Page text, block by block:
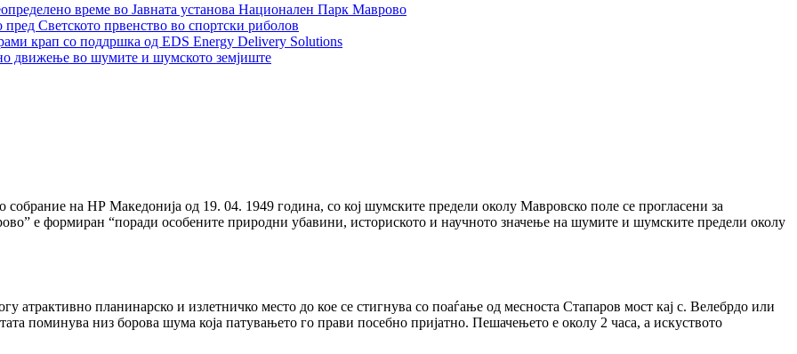
време во Јавната установа Национален Парк Маврово
Светското првенство во спортски риболов
крап со поддршка од EDS Energy Delivery Solutions
движење во шумите и шумското земјиште
на НР Македонија од 19. 04. 1949 година, со кој шумските предели околу Мавровско поле се прогласени за
е формиран “поради особените природни убавини, историското и научното значење на шумите и шумските предели околу
атрактивно планинарско и излетничко место до кое се стигнува со поаѓање од месноста Стапаров мост кај с. Велебрдо или
поминува низ борова шума која патувањето го прави посебно пријатно. Пешачењето е околу 2 часа, а искуството